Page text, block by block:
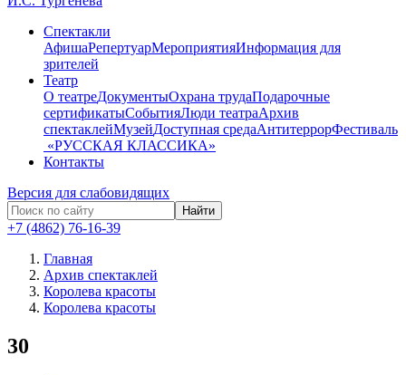
Спектакли
АфишаРепертуарМероприятияИнформация для
зрителей
Театр
О театреДокументыОхрана трудаПодарочные
сертификатыСобытияЛюди театраАрхив
спектаклейМузейДоступная средаАнтитеррорФестиваль
​ «РУССКАЯ КЛАССИКА»
Контакты
Версия для слабовидящих
Найти
+7 (4862) 76-16-39
Главная
Архив спектаклей
Королева красоты
Королева красоты
30